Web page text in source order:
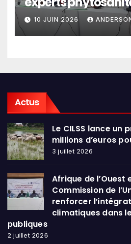
Sahel et d’Afrique
en conclave à
10 JUIN 2026
Actus
Le CILSS lance un
millions d’euros
3 juillet 2026
Afrique de l’Ouest
Commission de
renforcer
climatiques dans
publiques
2 juillet 2026